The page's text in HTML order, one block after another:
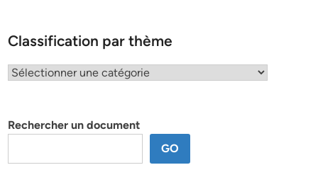
Classification par thème
Classification
Rechercher un document
GO